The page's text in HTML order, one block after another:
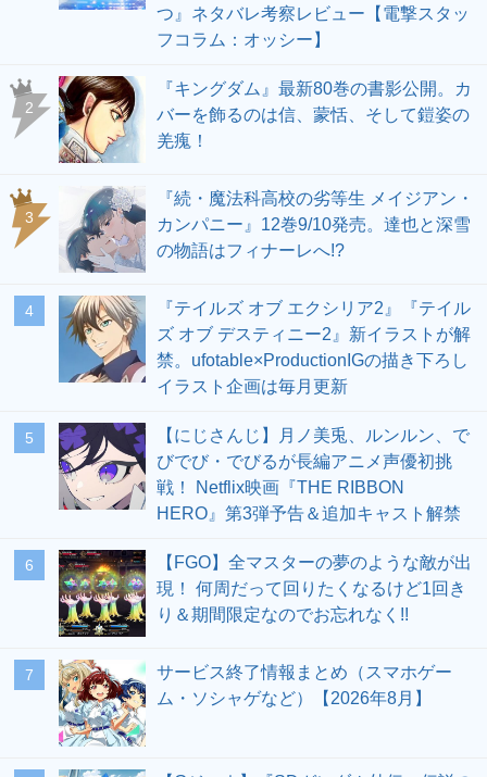
つ』ネタバレ考察レビュー【電撃スタッ
フコラム：オッシー】
2
『キングダム』最新80巻の書影公開。カ
バーを飾るのは信、蒙恬、そして鎧姿の
羌瘣！
3
『続・魔法科高校の劣等生 メイジアン・
カンパニー』12巻9/10発売。達也と深雪
の物語はフィナーレへ!?
4
『テイルズ オブ エクシリア2』『テイル
ズ オブ デスティニー2』新イラストが解
禁。ufotable×ProductionIGの描き下ろし
イラスト企画は毎月更新
5
【にじさんじ】月ノ美兎、ルンルン、で
びでび・でびるが長編アニメ声優初挑
戦！ Netflix映画『THE RIBBON
HERO』第3弾予告＆追加キャスト解禁
6
【FGO】全マスターの夢のような敵が出
現！ 何周だって回りたくなるけど1回き
り＆期間限定なのでお忘れなく!!
7
サービス終了情報まとめ（スマホゲー
ム・ソシャゲなど）【2026年8月】